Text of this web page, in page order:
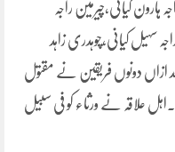
ہارون کیانی،چیرمین راجہ
سہیل کیانی،چوہدری زاہد
ازاں دونوں فریقین نے مقتول
علاقہ نے ورثاء کو فی سبیل